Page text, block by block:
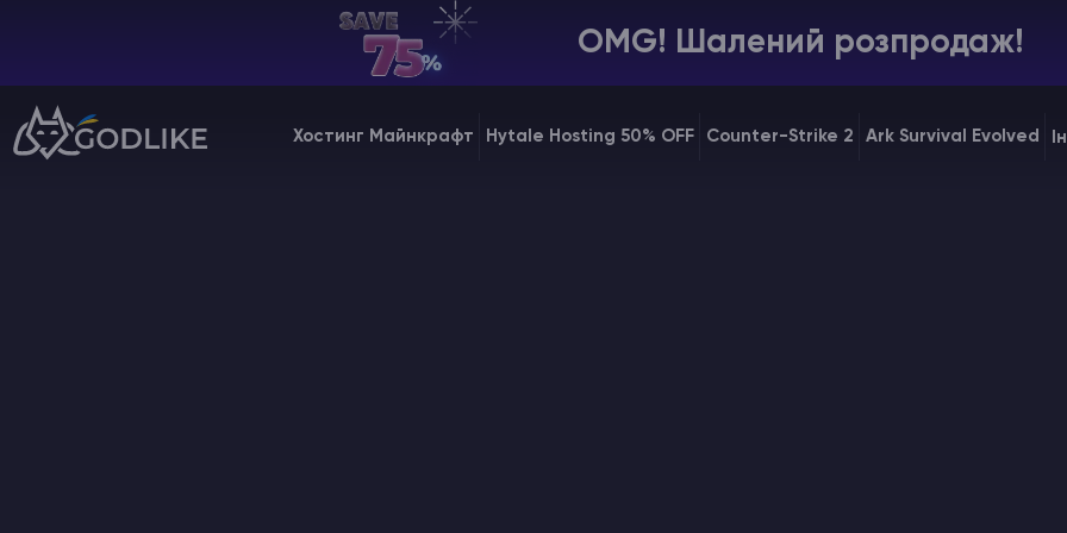
OMG! Шалений розпродаж!
Хостинг Майнкрафт Hytale Hosting 50% OFF Counter-Strike 2 Ark Survival Evolved
Billing Panel
Manage your servers & payments